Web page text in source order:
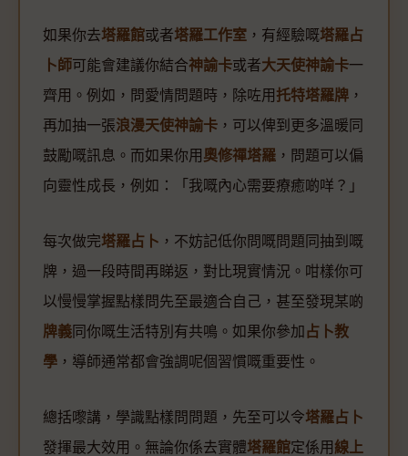
如果你去塔羅館或者塔羅工作室 ，有經驗嘅塔羅占
卜師可能會建議你結合神諭卡或者大天使神諭卡一
齊用。例如，問愛情問題時，除咗用 托特塔羅牌 ，
再加抽一張浪漫天使神諭卡 ，可以俾到更多溫暖同
鼓勵嘅訊息。而如果你用 奧修禪塔羅 ，問題可以偏
向靈性成長，例如：「我嘅內心需要療癒啲咩？」
每次做完塔羅占卜 ，不妨記低你問嘅問題同抽到嘅
牌，過一段時間再睇返，對比現實情況。咁樣你可
以慢慢掌握點樣問先至最適合自己，甚至發現某啲
牌義 同你嘅生活特別有共鳴。如果你參加 占卜教
學 ，導師通常都會強調呢個習慣嘅重要性。
總括嚟講，學識點樣問問題，先至可以令塔羅占卜
發揮最大效用。無論你係去實體塔羅館定係用 線上